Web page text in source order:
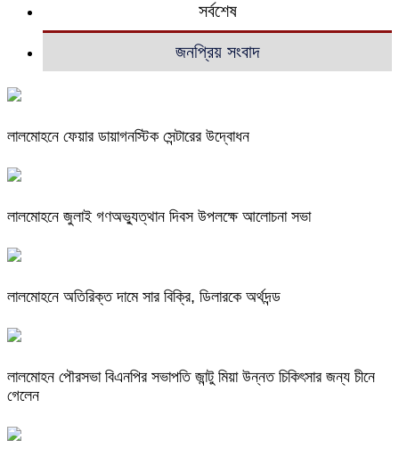
সর্বশেষ
জনপ্রিয় সংবাদ
লালমোহনে ফেয়ার ডায়াগনস্টিক সেন্টারের উদ্বোধন
লালমোহনে জুলাই গণঅভ্যুত্থান দিবস উপলক্ষে আলোচনা সভা
লালমোহনে অতিরিক্ত দামে সার বিক্রি, ডিলারকে অর্থদন্ড
লালমোহন পৌরসভা বিএনপির সভাপতি জান্টু মিয়া উন্নত চিকিৎসার জন্য চীনে
গেলেন